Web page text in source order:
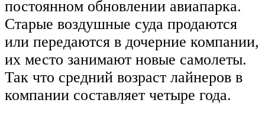
постоянном обновлении авиапарка.
Старые воздушные суда продаются
или передаются в дочерние компании,
их место занимают новые самолеты.
Так что средний возраст лайнеров в
компании составляет четыре года.